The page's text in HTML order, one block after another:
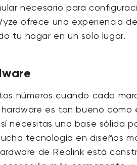
necesario para
ofrece una experiencia
tu hogar en un solo lugar.
números cuando cada
es tan bueno como
necesitas una base sólida
tecnología en diseños
de Reolink está